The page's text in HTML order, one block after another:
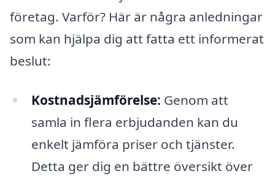
företag. Varför? Här är några anledningar
som kan hjälpa dig att fatta ett informerat
beslut:
Kostnadsjämförelse: Genom att
samla in flera erbjudanden kan du
enkelt jämföra priser och tjänster.
Detta ger dig en bättre översikt över